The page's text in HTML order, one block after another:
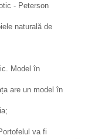
- Peterson
naturală de
Model în
are un model în
va fi